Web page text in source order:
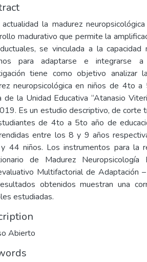
la madurez
madurativo que permite la
se vinculada a la
para adaptarse e integrarse
tiene como objetivo analizar
neuropsicológica en niños de 4to
de la Unidad Educativa “Atanasio
Es un estudio descriptivo, de corte
de 4to a 5to año de
entre los 8 y 9 años
y 44 niños. Los instrumentos para la
de Madurez
Multifactorial de Adaptación
obtenidos muestran una
estudiadas.
Abierto